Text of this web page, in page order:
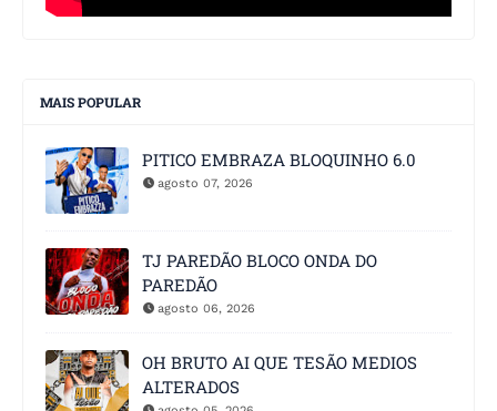
MAIS POPULAR
PITICO EMBRAZA BLOQUINHO 6.0
agosto 07, 2026
TJ PAREDÃO BLOCO ONDA DO
PAREDÃO
agosto 06, 2026
OH BRUTO AI QUE TESÃO MEDIOS
ALTERADOS